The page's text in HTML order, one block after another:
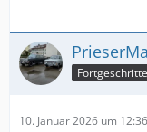
10. Januar 2026 um 12:36